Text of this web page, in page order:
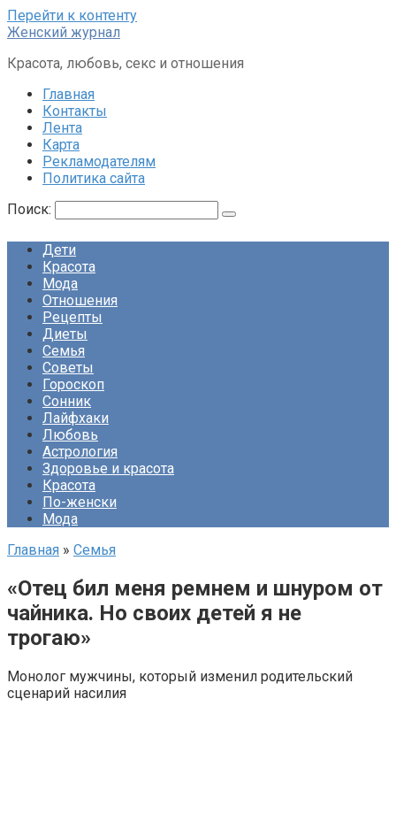
Перейти к контенту
Женский журнал
Красота, любовь, секс и отношения
Главная
Контакты
Лента
Карта
Рекламодателям
Политика сайта
Поиск:
Дети
Красота
Мода
Отношения
Рецепты
Диеты
Семья
Советы
Гороскоп
Сонник
Лайфхаки
Любовь
Астрология
Здоровье и красота
Красота
По-женски
Мода
Главная » Семья
«Отец бил меня ремнем и шнуром от
чайника. Но своих детей я не
трогаю»
Монолог мужчины, который изменил родительский
сценарий насилия